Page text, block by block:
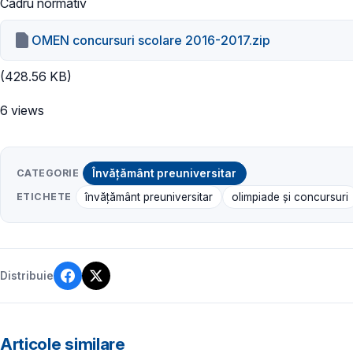
Cadru normativ
OMEN concursuri scolare 2016-2017.zip
(428.56 KB)
6 views
CATEGORIE Învățământ preuniversitar
ETICHETE învățământ preuniversitar olimpiade și concursuri
Distribuie
Articole similare